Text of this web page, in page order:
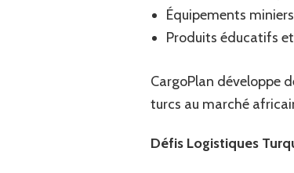
Équipements miniers
Produits éducatifs
CargoPlan développe
turcs au marché
Défis Logistiques